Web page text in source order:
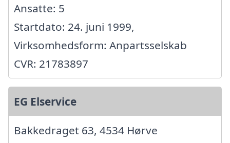
Ansatte: 5
Startdato: 24. juni 1999,
Virksomhedsform: Anpartsselskab
CVR: 21783897
EG Elservice
Bakkedraget 63, 4534 Hørve